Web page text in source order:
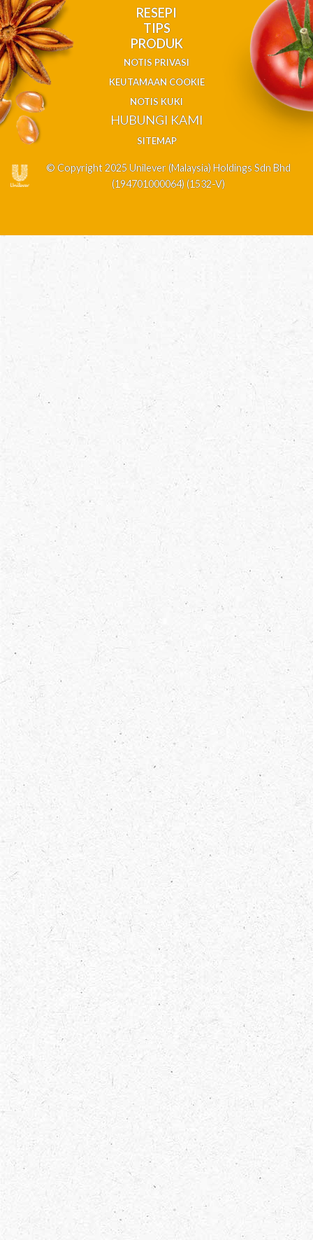
RESEPI
TIPS
PRODUK
NOTIS PRIVASI
KEUTAMAAN COOKIE
NOTIS KUKI
HUBUNGI KAMI
SITEMAP
© Copyright 2025 Unilever (Malaysia) Holdings Sdn Bhd
(194701000064) (1532-V)